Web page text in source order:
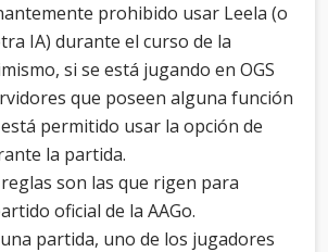
prohibido usar Leela (o
IA) durante el curso de la
si se está jugando en OGS
que poseen alguna función
permitido usar la opción de
la partida.
son las que rigen para
oficial de la AAGo.
partida, uno de los jugadores